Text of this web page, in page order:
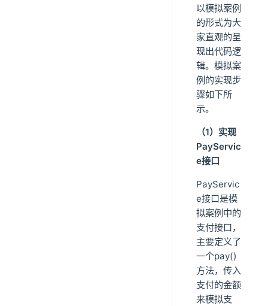
以模拟案例
的形式为大
家直观的呈
现出代码逻
辑。模拟案
例的实现步
骤如下所
示。
（1）实现
PayServic
e接口
PayServic
e接口是模
拟案例中的
支付接口，
主要定义了
一个pay()
方法，传入
支付的金额
来模拟支